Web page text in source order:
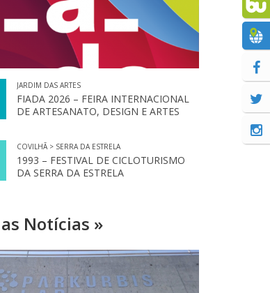
JARDIM DAS ARTES
FIADA 2026 – FEIRA INTERNACIONAL
DE ARTESANATO, DESIGN E ARTES
COVILHÃ > SERRA DA ESTRELA
1993 – FESTIVAL DE CICLOTURISMO
DA SERRA DA ESTRELA
Notícias »